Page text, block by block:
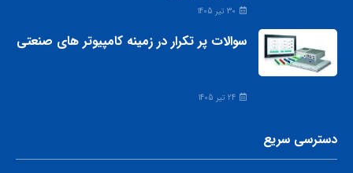
30 تیر 1405
سوالات پر تکرار در زمینه کامپیوتر های صنعتی
24 تیر 1405
دسترسی سریع